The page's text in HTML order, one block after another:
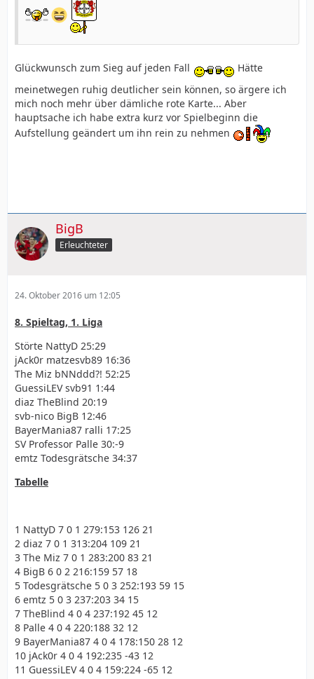
Glückwunsch zum Sieg auf jeden Fall
Hätte
meinetwegen ruhig deutlicher sein können, so ärgere ich
mich noch mehr über dämliche rote Karte... Aber
hauptsache ich habe extra kurz vor Spielbeginn die
Aufstellung geändert um ihn rein zu nehmen
BigB
Erleuchteter
24. Oktober 2016 um 12:05
8. Spieltag, 1. Liga
Störte NattyD 25:29
jAck0r matzesvb89 16:36
The Miz bNNddd?! 52:25
GuessiLEV svb91 1:44
diaz TheBlind 20:19
svb-nico BigB 12:46
BayerMania87 ralli 17:25
SV Professor Palle 30:-9
emtz Todesgrätsche 34:37
Tabelle
1 NattyD 7 0 1 279:153 126 21
2 diaz 7 0 1 313:204 109 21
3 The Miz 7 0 1 283:200 83 21
4 BigB 6 0 2 216:159 57 18
5 Todesgrätsche 5 0 3 252:193 59 15
6 emtz 5 0 3 237:203 34 15
7 TheBlind 4 0 4 237:192 45 12
8 Palle 4 0 4 220:188 32 12
9 BayerMania87 4 0 4 178:150 28 12
10 jAck0r 4 0 4 192:235 -43 12
11 GuessiLEV 4 0 4 159:224 -65 12